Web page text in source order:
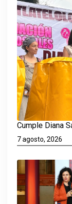
Cumple Diana
7 agosto, 2026